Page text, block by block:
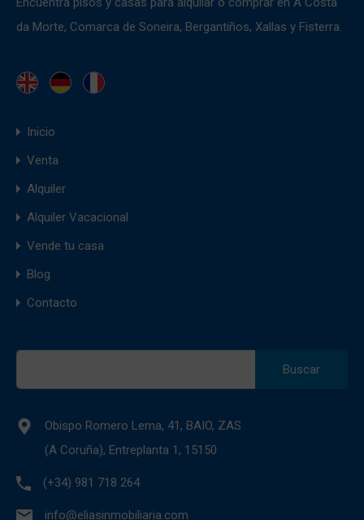
da Morte, Comarca de Soneira, Bergantiños, Xallas y Fisterra.
Inicio
Venta
Alquiler
Alquiler Vacacional
Vende tu casa
Blog
Contacto
Obispo Romero Lema, 41, BAIO, ZAS
(A Coruña), Entreplanta 1, 15150
(+34) 981 718 264
info@eliasinmobiliaria.com